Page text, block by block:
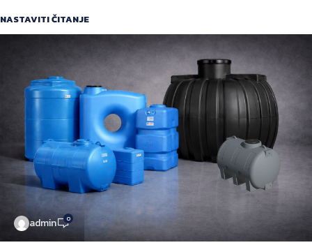
NASTAVITI ČITANJE
admin 0